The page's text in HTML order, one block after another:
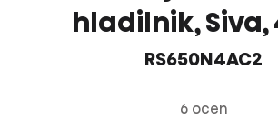
hladilnik, Siva,
RS650N4AC2
6 ocen